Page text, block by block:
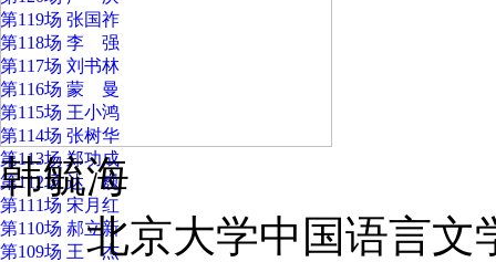
第119场 张国祚
第118场 李 强
第117场 刘书林
第116场 蒙 曼
第115场 王小鸿
第114场 张树华
第113场 郑功成
第112场 达 巍
第111场 宋月红
第110场 郝立新
第109场 王 杰
韩毓海
北京大学中国语言文学